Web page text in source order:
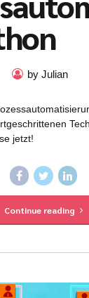
by Julian
jetzt!
Continue reading